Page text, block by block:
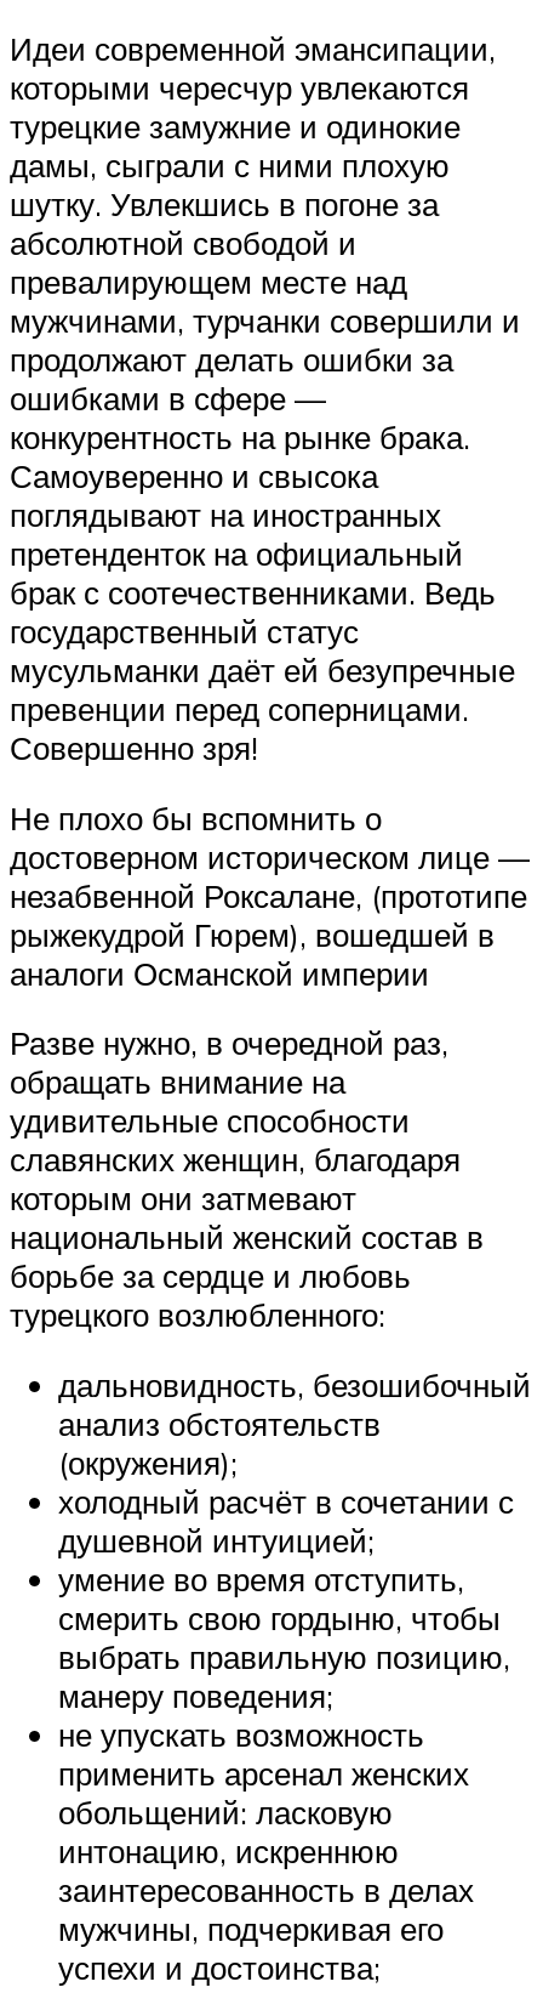
Идеи современной эмансипации,
которыми чересчур увлекаются
турецкие замужние и одинокие
дамы, сыграли с ними плохую
шутку. Увлекшись в погоне за
абсолютной свободой и
превалирующем месте над
мужчинами, турчанки совершили и
продолжают делать ошибки за
ошибками в сфере —
конкурентность на рынке брака.
Самоуверенно и свысока
поглядывают на иностранных
претенденток на официальный
брак с соотечественниками. Ведь
государственный статус
мусульманки даёт ей безупречные
превенции перед соперницами.
Совершенно зря!
Не плохо бы вспомнить о
достоверном историческом лице —
незабвенной Роксалане, (прототипе
рыжекудрой Гюрем), вошедшей в
аналоги Османской империи
Разве нужно, в очередной раз,
обращать внимание на
удивительные способности
славянских женщин, благодаря
которым они затмевают
национальный женский состав в
борьбе за сердце и любовь
турецкого возлюбленного:
дальновидность, безошибочный
анализ обстоятельств
(окружения);
холодный расчёт в сочетании с
душевной интуицией;
умение во время отступить,
смерить свою гордыню, чтобы
выбрать правильную позицию,
манеру поведения;
не упускать возможность
применить арсенал женских
обольщений: ласковую
интонацию, искреннюю
заинтересованность в делах
мужчины, подчеркивая его
успехи и достоинства;